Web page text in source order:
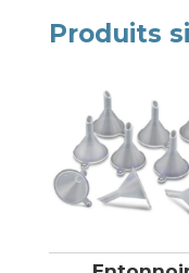
Produits